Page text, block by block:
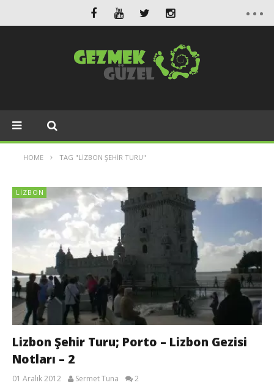
HOME TAG "LIZBON ŞEHIR TURU"
LIZBON
Lizbon Şehir Turu; Porto – Lizbon Gezisi
Notları – 2
01 Aralık 2012 Sermet Tuna 2